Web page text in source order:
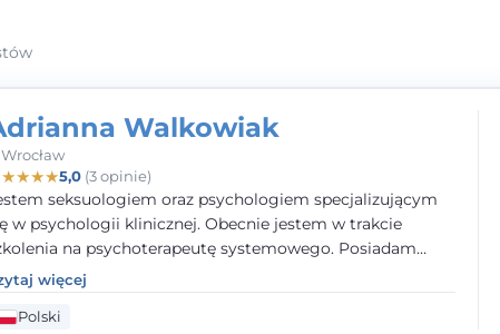
Walkowiak
Wrocław
★★★★5,0(3 opinie)
seksuologiem oraz psychologiem specjalizującym
w psychologii klinicznej. Obecnie jestem w trakcie
na psychoterapeutę systemowego. Posiadam
członka nadzwyczajnego Wielkopolskiego
Terapii Systemowejoraz należę do Polskiego
Psychiatrycznego. W mojej pracy na
więcej
Polski